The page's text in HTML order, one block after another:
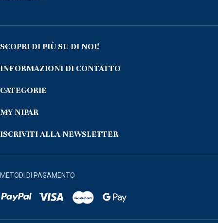
SCOPRI DI PIÙ SU DI NOI!
INFORMAZIONI DI CONTATTO
CATEGORIE
MY NIPAR
ISCRIVITI ALLA NEWSLETTER
METODI DI PAGAMENTO